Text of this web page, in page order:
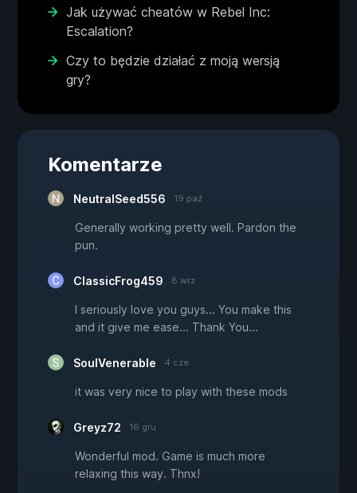
Jak używać cheatów w Rebel Inc:
Escalation?
Czy to będzie działać z moją wersją
gry?
Komentarze
NeutralSeed556 19 paź
Generally working pretty well. Pardon the
pun.
ClassicFrog459 8 wrz
I seriously love you guys... You make this
and it give me ease... Thank You...
SoulVenerable 4 cze
it was very nice to play with these mods
Greyz72 16 gru
Wonderful mod. Game is much more
relaxing this way. Thnx!